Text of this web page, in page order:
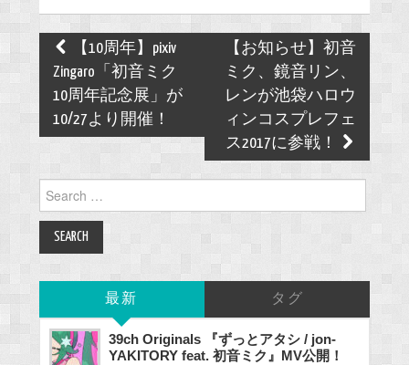
Post
navigation
【10周年】pixiv
Zingaro「初音ミク
10周年記念展」が
10/27より開催！
【お知らせ】初音
ミク、鏡音リン、
レンが池袋ハロウ
ィンコスプレフェ
ス2017に参戦！
Search
for:
最新 タグ
39ch Originals 『ずっとアタシ / jon-
YAKITORY feat. 初音ミク』MV公開！